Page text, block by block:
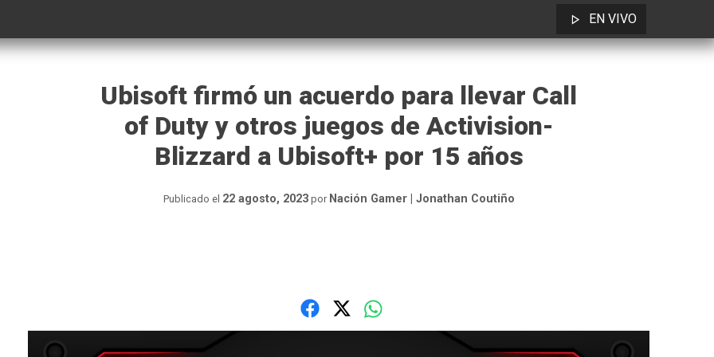
EN VIVO
Ubisoft firmó un acuerdo para llevar Call
of Duty y otros juegos de Activision-
Blizzard a Ubisoft+ por 15 años
Publicado el 22 agosto, 2023por Nación Gamer | Jonathan Coutiño